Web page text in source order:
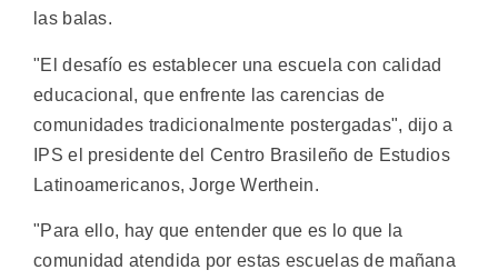
las balas.
"El desafío es establecer una escuela con calidad
educacional, que enfrente las carencias de
comunidades tradicionalmente postergadas", dijo a
IPS el presidente del Centro Brasileño de Estudios
Latinoamericanos, Jorge Werthein.
"Para ello, hay que entender que es lo que la
comunidad atendida por estas escuelas de mañana